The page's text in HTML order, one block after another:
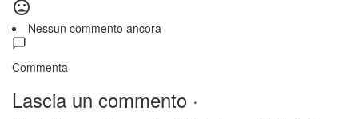
Nessun commento ancora
Commenta
Lascia un commento ·